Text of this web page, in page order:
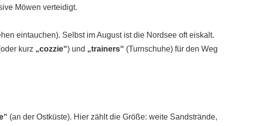
Möwen verteidigt.
eintauchen). Selbst im August ist die Nordsee oft eiskalt.
kurz „cozzie“) und „trainers“ (Turnschuhe) für den Weg
(an der Ostküste). Hier zählt die Größe: weite Sandstrände,